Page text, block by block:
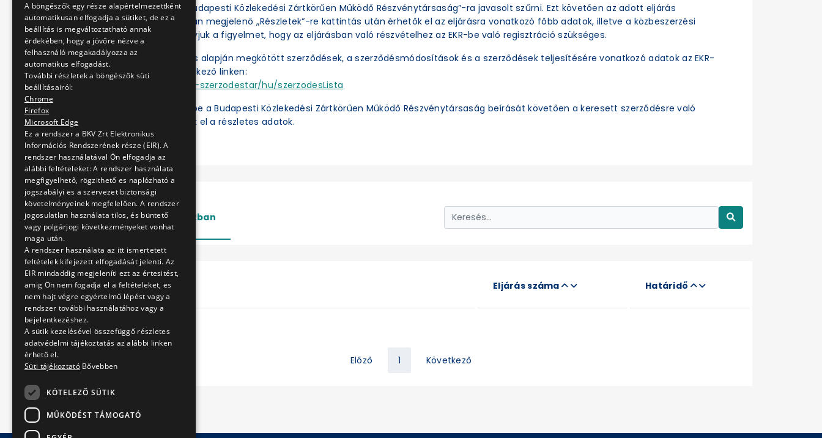
Az Ajánlatkérőnél a „Budapesti Közlekedési Zártkörűen Működő Részvénytársaság”-ra javasolt szűrni. Ezt követően az adott eljárás
„Műveletek” oszlopában megjelenő „Részletek”-re kattintás után érhetők el az eljárásra vonatkozó főbb adatok, illetve a közbeszerzési
dokumentumok. Felhívjuk a figyelmet, hogy az eljárásban való részvételhez az EKR-be való regisztráció szükséges.
A közbeszerzési eljárás alapján megkötött szerződések, a szerződésmódosítások és a szerződések teljesítésére vonatkozó adatok az EKR-
ben érhetők el a következő linken:
https://ekr.gov.hu/ekr-szerzodestar/hu/szerzodesLista
” mezőbe a Budapesti Közlekedési Zártkörűen Működő Részvénytársaság beírását követően a keresett szerződésre való
kattintás után érhetők el a részletes adatok.
Lezárt Folyamatban
Cím Eljárás száma Határidő
Előző 1 Következő
A böngészők egy része alapértelmezettként
automatikusan elfogadja a sütiket, de ez a
beállítás is megváltoztatható annak
érdekében, hogy a jövőre nézve a
felhasználó megakadályozza az
automatikus elfogadást.
További részletek a böngészők süti
beállításairól:
Chrome
Firefox
Microsoft Edge
Ez a rendszer a BKV Zrt Elektronikus
Információs Rendszerének része (EIR). A
rendszer használatával Ön elfogadja az
alábbi feltételeket: A rendszer használata
megfigyelhető, rögzithető es naplózható a
jogszabályi es a szervezet biztonsági
követelményeinek megfelelően. A rendszer
jogosulatlan használata tilos, és büntető
vagy polgárjogi következményeket vonhat
maga után.
A rendszer használata az itt ismertetett
feltételek kifejezett elfogadását jelenti. Az
EIR mindaddig megjeleníti ezt az értesitést,
amig Ön nem fogadja el a feltételeket, es
nem hajt végre egyértelmű lépést vagy a
rendszer további használatához vagy a
bejelentkezéshez.
A sütik kezelésével összefüggő részletes
adatvédelmi tájékoztatás az alábbi linken
érhető el.
Süti tájékoztató Bővebben
KÖTELEZŐ SÜTIK
MŰKÖDÉST TÁMOGATÓ